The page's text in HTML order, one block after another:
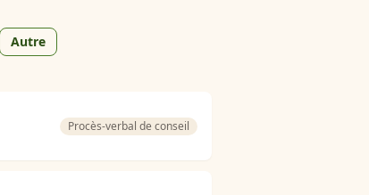
Autre
Procès-verbal de conseil